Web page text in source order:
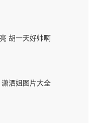
胡一天好帅啊
洒姐图片大全